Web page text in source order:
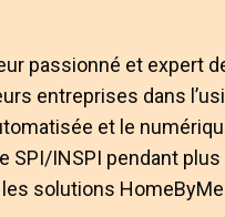
passionné et expert
entreprises dans
et le
SPI/INSPI pendant
solutions